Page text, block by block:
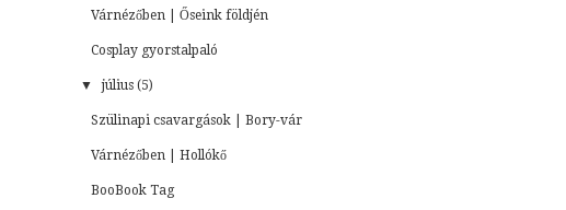
Várnézőben | Őseink földjén
Cosplay gyorstalpaló
▼ július (5)
Szülinapi csavargások | Bory-vár
Várnézőben | Hollókő
BooBook Tag